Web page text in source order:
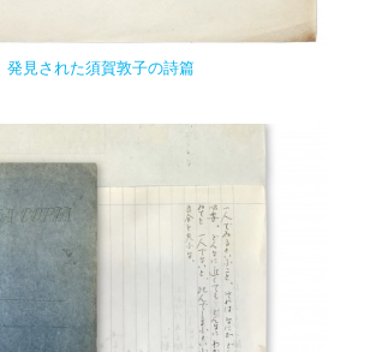
発見された須賀敦子の詩篇